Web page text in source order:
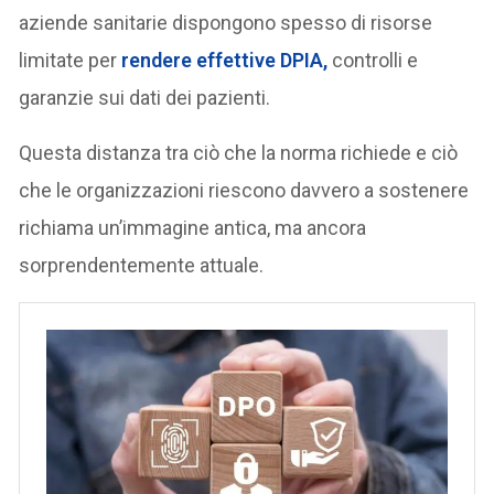
aziende sanitarie dispongono spesso di risorse
limitate per rendere effettive DPIA, controlli e
garanzie sui dati dei pazienti.
Questa distanza tra ciò che la norma richiede e ciò
che le organizzazioni riescono davvero a sostenere
richiama un’immagine antica, ma ancora
sorprendentemente attuale.